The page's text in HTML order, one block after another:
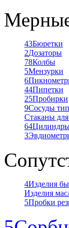
43Бюретки
2Дозаторы
78Колбы
5Мензурки
6
44Пипетки
25Пробирки
9Сосуды
Стаканы
64
3
4Изделия
Изделия
5Пробки